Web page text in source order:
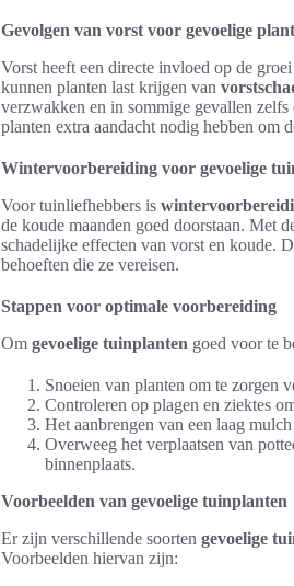
Gevolgen van vorst voor gevoelige
Vorst heeft een directe invloed op de
kunnen planten last krijgen van
verzwakken en in sommige gevallen
planten extra aandacht nodig hebben om
Wintervoorbereiding voor gevoelige
Voor tuinliefhebbers is
de koude maanden goed doorstaan. Met
schadelijke effecten van vorst en koude.
behoeften die ze vereisen.
Stappen voor optimale voorbereiding
Om gevoelige tuinplanten goed voor te
Snoeien van planten om te zorgen
Controleren op plagen en ziektes
Het aanbrengen van een laag
Overweeg het verplaatsen van
binnenplaats.
Voorbeelden van gevoelige tuinplanten
Er zijn verschillende soorten gevoelige
Voorbeelden hiervan zijn: